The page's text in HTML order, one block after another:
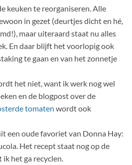
keuken te reorganiseren. Alle
in gezet (deurtjes dicht en hé,
maar uiteraard staat nu alles
En daar blijft het voorlopig ook
te gaan en van het zonnetje
het niet, want ik werk nog wel
en de blogpost over de
tomaten wordt ook
een oude favoriet van Donna Hay:
Het recept staat nog op de
ik het ga recyclen.